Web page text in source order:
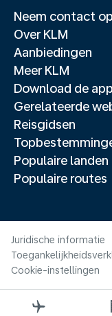
Neem contact op
Over KLM
Aanbiedingen
Meer KLM
Download de app
Gerelateerde
Reisgidsen
Populaire landen
Populaire routes
Juridische informatie
Cookie-instellingen